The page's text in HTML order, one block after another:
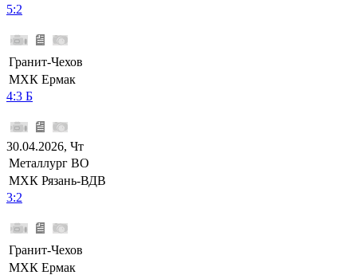
5:2
Гранит-Чехов
МХК Ермак
4:3 Б
30.04.2026, Чт
Металлург ВО
МХК Рязань-ВДВ
3:2
Гранит-Чехов
МХК Ермак